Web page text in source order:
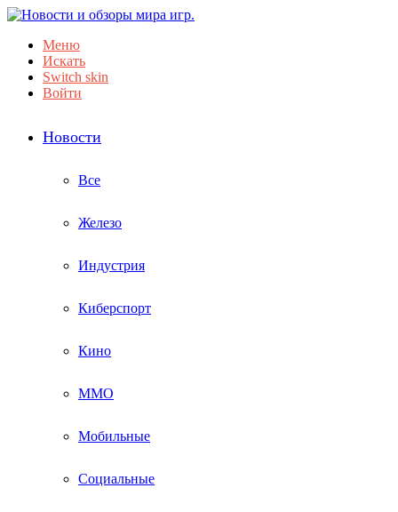
Меню
Искать
Switch skin
Войти
Новости
Все
Железо
Индустрия
Киберспорт
Кино
ММО
Мобильные
Социальные